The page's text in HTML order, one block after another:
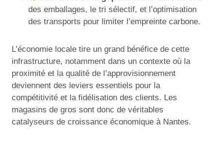
des emballages, le tri sélectif, et l’optimisation
des transports pour limiter l’empreinte carbone.
L’économie locale tire un grand bénéfice de cette
infrastructure, notamment dans un contexte où la
proximité et la qualité de l’approvisionnement
deviennent des leviers essentiels pour la
compétitivité et la fidélisation des clients. Les
magasins de gros sont donc de véritables
catalyseurs de croissance économique à Nantes.